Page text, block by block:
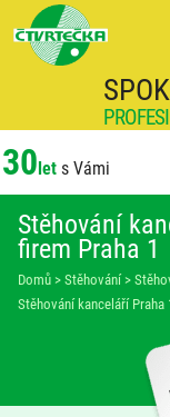
30let s Vámi
Stěhování
firem Praha 1
Domů > Stěhování>
Stěhování kanceláří Praha